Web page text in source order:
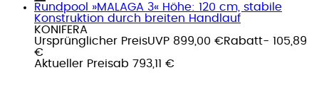
Rundpool »MALAGA 3« Höhe: 120 cm, stabile
Konstruktion durch breiten Handlauf
KONIFERA
Ursprünglicher PreisUVP 899,00 €Rabatt- 105,89
€
Aktueller Preisab 793,11 €